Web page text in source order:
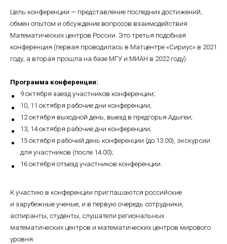
Цель конференции — представление последних достижений,
обмен опытом и обсуждение вопросов взаимодействия
Математических центров России. Это третья подобная
конференция (первая проводилась в Матцентре «Сириус» в 2021
году, а вторая прошла на базе МГУ и МИАН в 2022 году).
Программа конференции:
9 октября заезд участников конференции;
10, 11 октября рабочие дни конференции;
12 октября выходной день, выезд в предгорья Адыгеи;
13, 14 октября рабочие дни конференции;
15 октября рабочий день конференции (до 13.00), экскурсии
для участников (после 14.00);
16 октября отъезд участников конференции.
К участию в конференции приглашаются российские
и зарубежные ученые, и в первую очередь сотрудники,
аспиранты, студенты, слушатели региональных
математических центров и математических центров мирового
уровня.